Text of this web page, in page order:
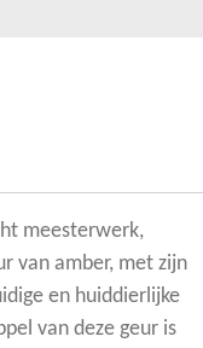
meesterwerk,
van amber, met zijn
en huiddierlijke
van deze geur is